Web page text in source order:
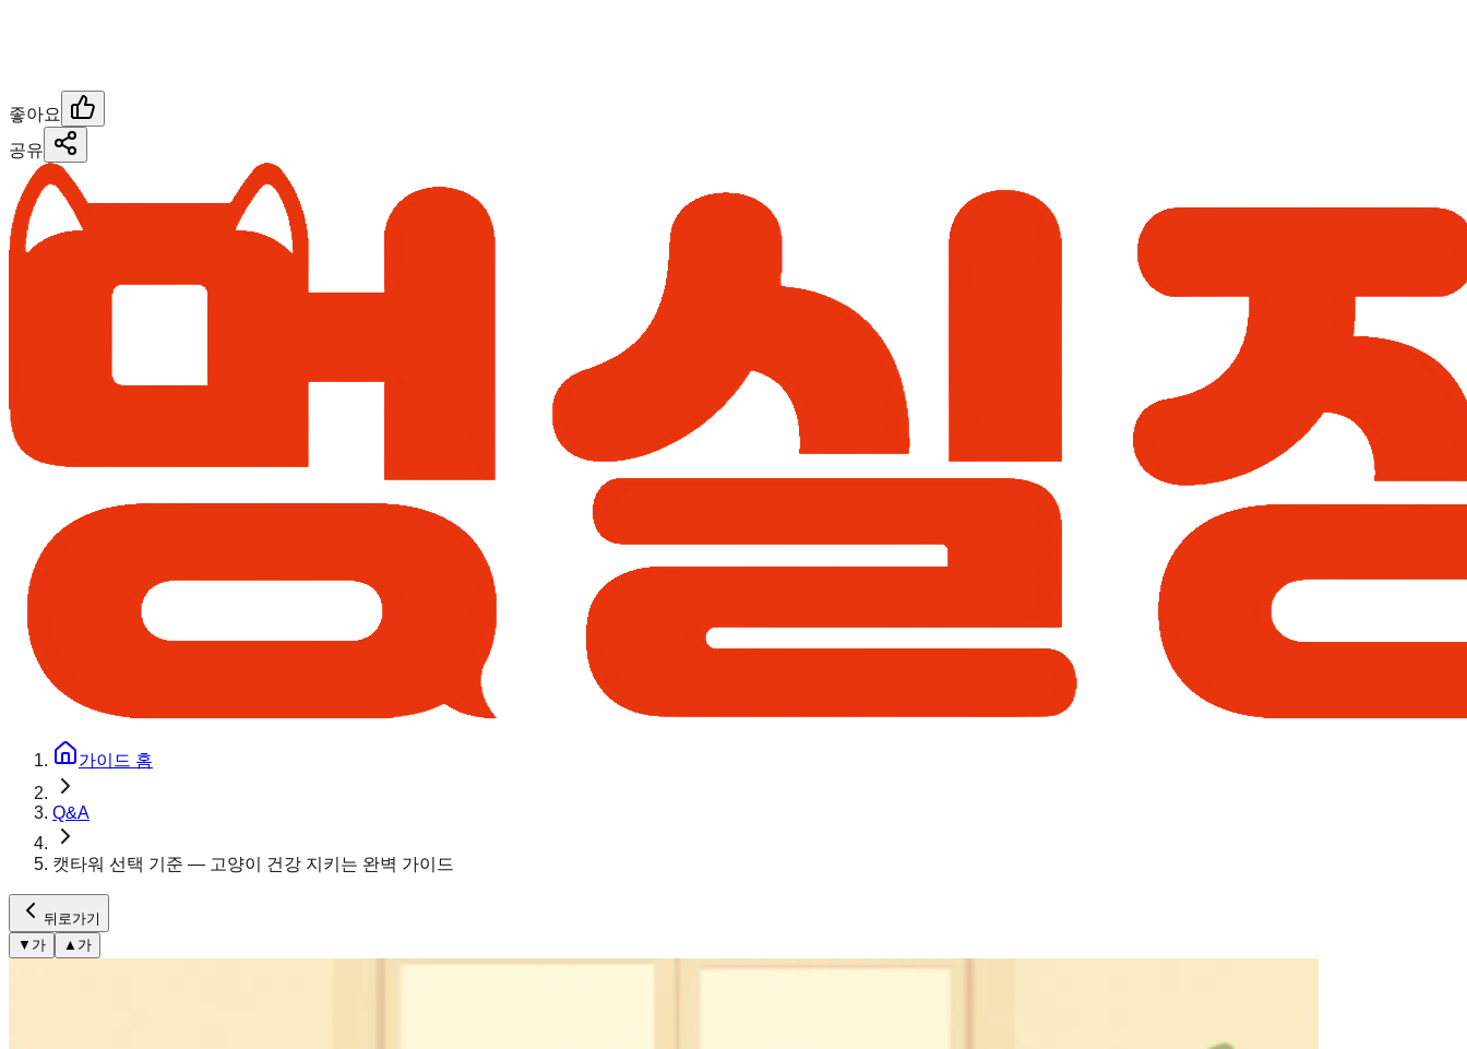
좋아요
공유
가이드 홈
Q&A
캣타워 선택 기준 — 고양이 건강 지키는 완벽 가이드
뒤로가기
▼ 가 ▲ 가